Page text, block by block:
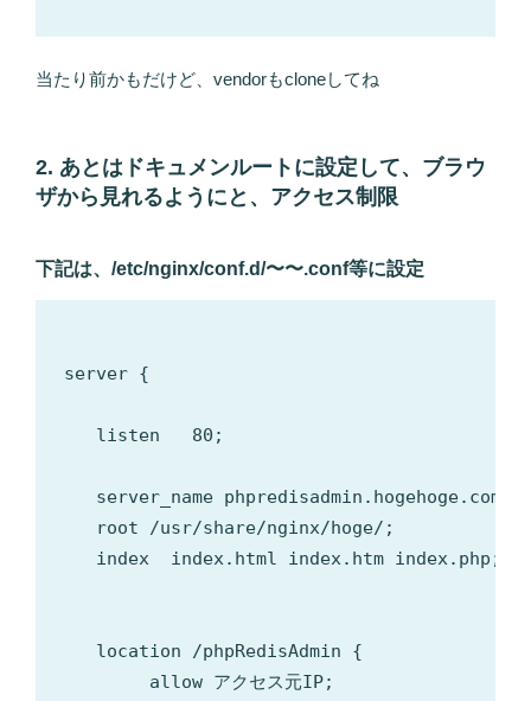
当たり前かもだけど、vendorもcloneしてね
2. あとはドキュメンルートに設定して、ブラウ
ザから見れるようにと、アクセス制限
下記は、/etc/nginx/conf.d/〜〜.conf等に設定
server {
   listen   80;
   server_name phpredisadmin.hogehoge.com;
   root /usr/share/nginx/hoge/;
   index  index.html index.htm index.php;
   location /phpRedisAdmin {
        allow アクセス元IP;